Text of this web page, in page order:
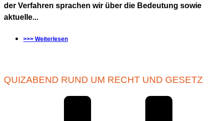
der Verfahren sprachen wir über die Bedeutung sowie
aktuelle...
>>> Weiterlesen
QUIZABEND RUND UM RECHT UND GESETZ